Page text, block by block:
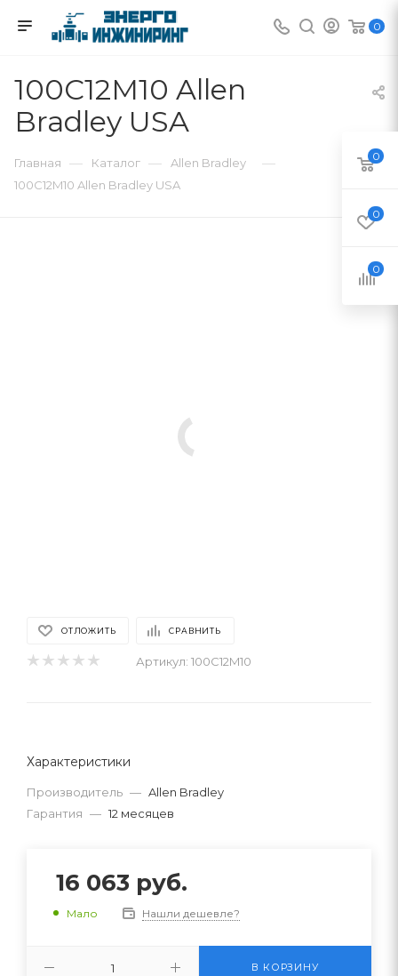
0
100C12M10 Allen
Bradley USA
Главная — Каталог — Allen Bradley —
100C12M10 Allen Bradley USA
ОТЛОЖИТЬ СРАВНИТЬ
Артикул: 100C12M10
Характеристики
Производитель — Allen Bradley
Гарантия — 12 месяцев
16 063 руб.
Мало Нашли дешевле?
В КОРЗИНУ
0
0
0